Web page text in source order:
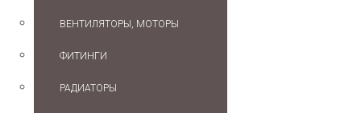
ВЕНТИЛЯТОРЫ, МОТОРЫ
ФИТИНГИ
РАДИАТОРЫ